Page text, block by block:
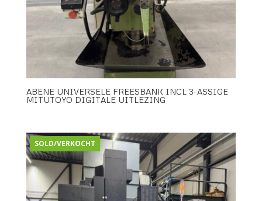
ABENE UNIVERSELE FREESBANK INCL 3-ASSIGE
MITUTOYO DIGITALE UITLEZING
SOLD/VERKOCHT